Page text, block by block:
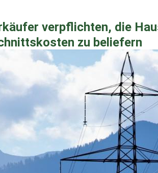
verpflichten, die
zu beliefern